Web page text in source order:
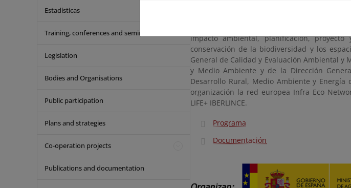
Estadísticas
Training, conferences and seminars
Legislation
Bodies and Organisations
Public participation
Plans and strategies
Co-operation projects
Publications and documentation
fortalecer la conectividad ecológica,
de Fragmentación de Hábitats causada
ediciones, van dirigidas especialmente a los
impacto ambiental, planificación,
conservación de la biodiversidad y los
General de Calidad y Evaluación Ambiental
y Medio Ambiente y de la Dirección
Desarrollo Rural, Medio Ambiente y
organización la red europea Infra Eco
LIFE+ IBERLINCE.
Programa
Documentación